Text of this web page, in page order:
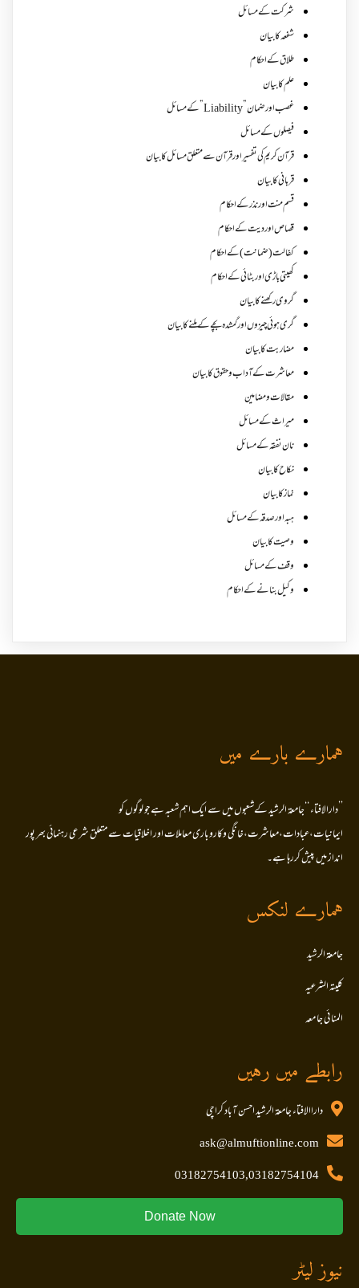
شرکت کے مسائل
شفعہ کا بیان
طلاق کے احکام
علم کا بیان
غصب اورضمان”Liability” کے مسائل
فیصلوں کے مسائل
قرآن کریم کی تفسیر اور قرآن سے متعلق مسائل کا بیان
قربانی کا بیان
قسم منت اور نذر کے احکام
قصاص اور دیت کے احکام
کفالت (ضمانت) کے احکام
کھیتی باڑی اور بٹائی کے احکام
گروی رکھنے کا بیان
گری ہوئی چیزوں اورگمشدہ بچے کے ملنے کا بیان
مضاربت کا بیان
معاشرت کے آداب و حقوق کا بیان
مقالات ومضامین
میراث کے مسائل
نان نفقہ کے مسائل
نکاح کا بیان
نماز کا بیان
ہبہ اور صدقہ کے مسائل
وصیت کا بیان
وقف کے مسائل
وکیل بنانے کے احکام
ہمارے بارے میں
’’دارالافتاء ‘‘جامعۃ الرشید کےشعبوں میں سے ایک اہم شعبہ ہے جو لوگوں کو
ایمانیات،عبادات،معاشرت،خانگی وکاروباری معاملات اور اخلاقیات سے متعلق شرعی رہنمائی بھر پور
انداز میں پیش کررہا ہے۔
ہمارے لنکس
جامعۃ الرشید
کلیتہ الشرعیہ
المنا ئی جا معہ
رابطے میں رہیں
داراالافتاء جامعۃ الرشید احسن آباد کراچی
ask@almuftionline.com
03182754103,03182754104
Donate Now
نیوز لیٹر